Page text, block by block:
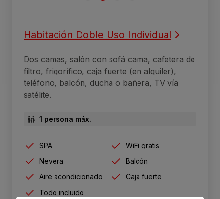
Habitación Doble Uso Individual
Dos camas, salón con sofá cama, cafetera de
filtro, frigorífico, caja fuerte (en alquiler),
teléfono, balcón, ducha o bañera, TV vía
satélite.
1 persona máx.
SPA
WiFi gratis
Nevera
Balcón
Aire acondicionado
Caja fuerte
Todo incluido